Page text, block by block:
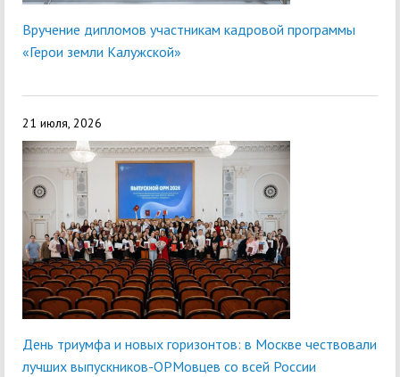
Вручение дипломов участникам кадровой программы
«Герои земли Калужской»
21 июля, 2026
День триумфа и новых горизонтов: в Москве чествовали
лучших выпускников-ОРМовцев со всей России